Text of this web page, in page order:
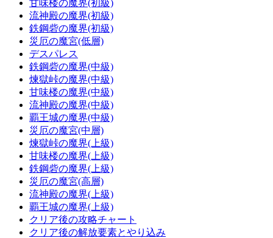
甘味楼の魔界(初級)
流神殿の魔界(初級)
鉄鋼砦の魔界(初級)
災厄の魔宮(低層)
デスパレス
鉄鋼砦の魔界(中級)
煉獄峠の魔界(中級)
甘味楼の魔界(中級)
流神殿の魔界(中級)
覇王城の魔界(中級)
災厄の魔宮(中層)
煉獄峠の魔界(上級)
甘味楼の魔界(上級)
鉄鋼砦の魔界(上級)
災厄の魔宮(高層)
流神殿の魔界(上級)
覇王城の魔界(上級)
クリア後の攻略チャート
クリア後の解放要素とやり込み